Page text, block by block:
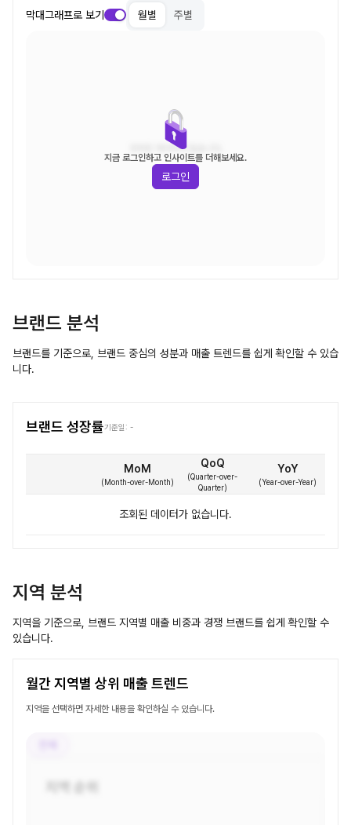
막대그래프로 보기 월별 주별
조회된 데이터가 없습니다.
지금 로그인하고 인사이트를 더해보세요.
로그인
브랜드 분석
브랜드를 기준으로, 브랜드 중심의 성분과 매출 트렌드를 쉽게 확인할 수 있습
니다.
브랜드 성장률기준일: -
MoM
(Month-over-Month)
QoQ
(Quarter-over-
Quarter)
YoY
(Year-over-Year)
조회된 데이터가 없습니다.
지역 분석
지역을 기준으로, 브랜드 지역별 매출 비중과 경쟁 브랜드를 쉽게 확인할 수
있습니다.
월간 지역별 상위 매출 트렌드
지역을 선택하면 자세한 내용을 확인하실 수 있습니다.